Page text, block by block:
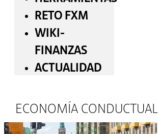
RETO FXM
WIKI-
FINANZAS
ACTUALIDAD
ECONOMÍA CONDUCTUAL